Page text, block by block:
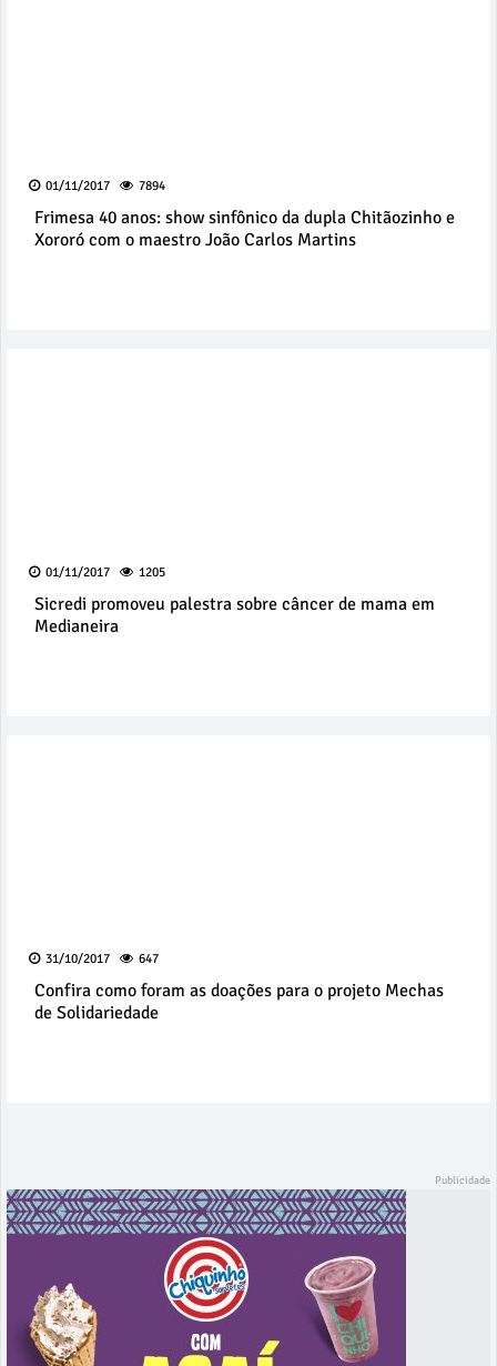
01/11/2017 7894
Frimesa 40 anos: show sinfônico da dupla Chitãozinho e
Xororó com o maestro João Carlos Martins
01/11/2017 1205
Sicredi promoveu palestra sobre câncer de mama em
Medianeira
31/10/2017 647
Confira como foram as doações para o projeto Mechas
de Solidariedade